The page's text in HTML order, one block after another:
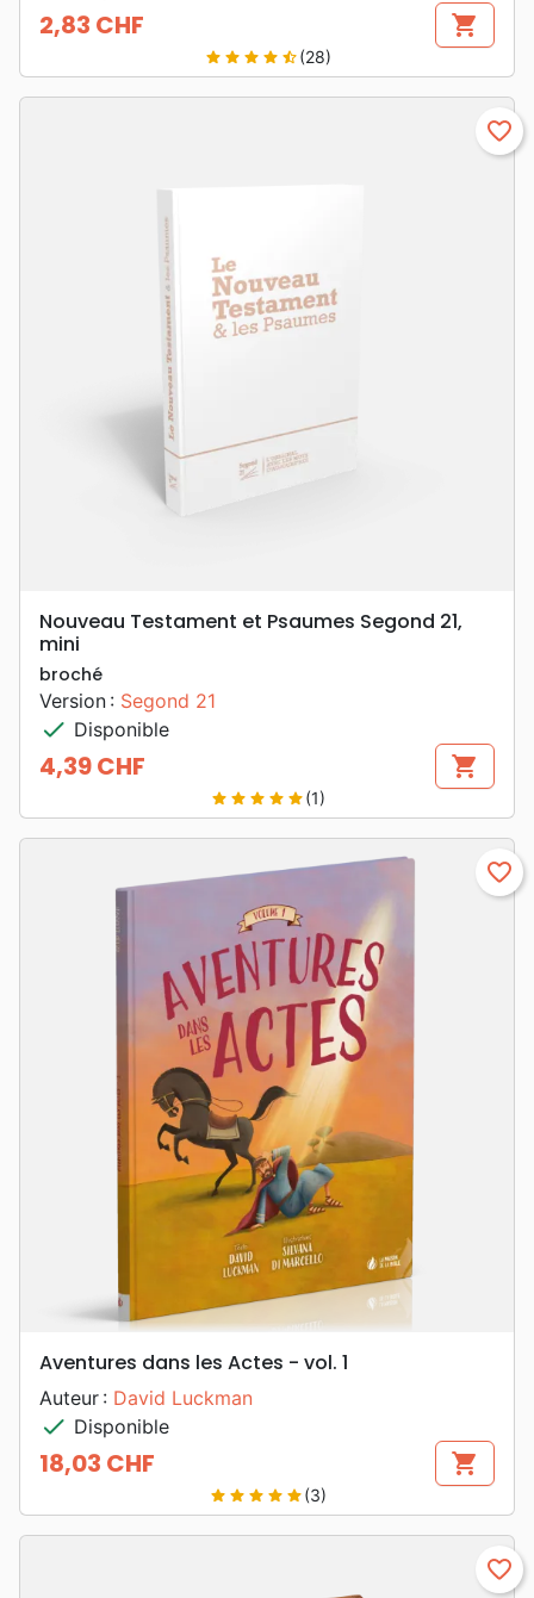
Prix
2,83 CHF shopping_cart
star star star star star_half(28)
favorite_border
Nouveau Testament et Psaumes Segond 21,
mini
broché
Version : Segond 21
check Disponible
Prix
4,39 CHF shopping_cart
star star star star star(1)
favorite_border
Aventures dans les Actes - vol. 1
Auteur : David Luckman
check Disponible
Prix
18,03 CHF shopping_cart
star star star star star(3)
favorite_border